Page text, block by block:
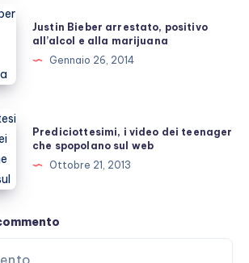
Justin Bieber arrestato, positivo
all’alcol e alla marijuana
Gennaio 26, 2014
Prediciottesimi, i video dei teenager
che spopolano sul web
Ottobre 21, 2013